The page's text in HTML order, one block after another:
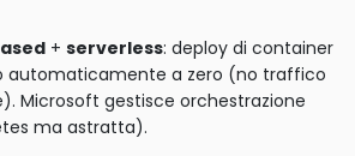
+ serverless: deploy di container
automaticamente a zero (no traffico
Microsoft gestisce orchestrazione
ma astratta).